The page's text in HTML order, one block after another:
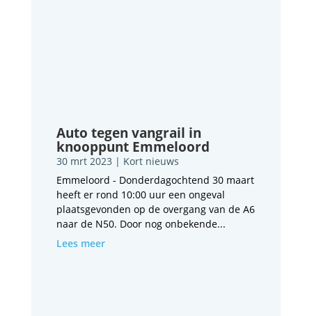
Auto tegen vangrail in
knooppunt Emmeloord
30 mrt 2023 | Kort nieuws
Emmeloord - Donderdagochtend 30 maart
heeft er rond 10:00 uur een ongeval
plaatsgevonden op de overgang van de A6
naar de N50. Door nog onbekende...
Lees meer